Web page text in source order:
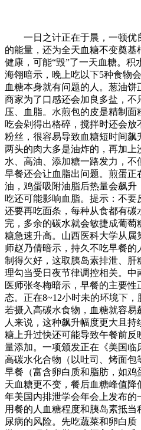
一日之计正在于晨，一顿优
的能量，还为全天血糖不变奠
健康，可能“毁”了一天血糖。
海翎暗示，晚上吃以下5种食物
血糖本身就有问题的人。葱油
商家为了口感还会加良多盐，不
压、血脂。水煎包的皮是精制
吃会剁得出格碎，搅拌时还会
粉丝，很容易导致血糖短时间飙
两头的肉大多是油炸的，再加
水、高油、添加糖一路发力，
早餐还会让血脂出问题。煎蛋正
油，鸡蛋吸附油脂后热量会飙升
吃还可能影响血脂。提示：不
还要再吃面条，每种从食都有
完，多余的碳水就会敏捷成葡萄
糖急速升高。山西医科大学从
师赵乃倩暗示，持久不吃早餐
制得欠好，这取胰岛素排泄、
理勾当受日夜节律调控相关。
医师张冬梅暗示，早餐的主要
态。正在8~12小时未的环境下
若摄入高碳水食物，血糖就容
人来说，这种飙升幅度更大且
糖上升过快还可能导致午餐前反
量添加。一项颁发正在《美国
高碳水化合物（以吐司、烤面
早餐（富含卵白质和脂肪，如
天血糖更不变，餐后血糖峰值降
年美国内排泄学会年会上发布的
用餐的人血糖程度和胰岛素抵
尿病的风险。先吃蔬菜和卵白